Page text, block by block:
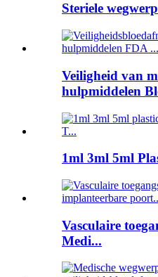
Steriele
Veiligheid van
hulpmiddelen
1ml 3ml 5ml
Vasculaire
Medi...